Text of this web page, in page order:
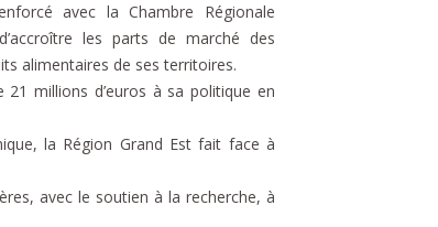
avec la Chambre Régionale
les parts de marché des
alimentaires de ses territoires.
millions d’euros à sa politique en
la Région Grand Est fait face à
avec le soutien à la recherche, à